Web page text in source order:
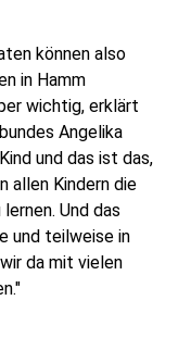
können also
in Hamm
wichtig, erklärt
Angelika
und das ist das,
allen Kindern die
Und das
und teilweise in
da mit vielen